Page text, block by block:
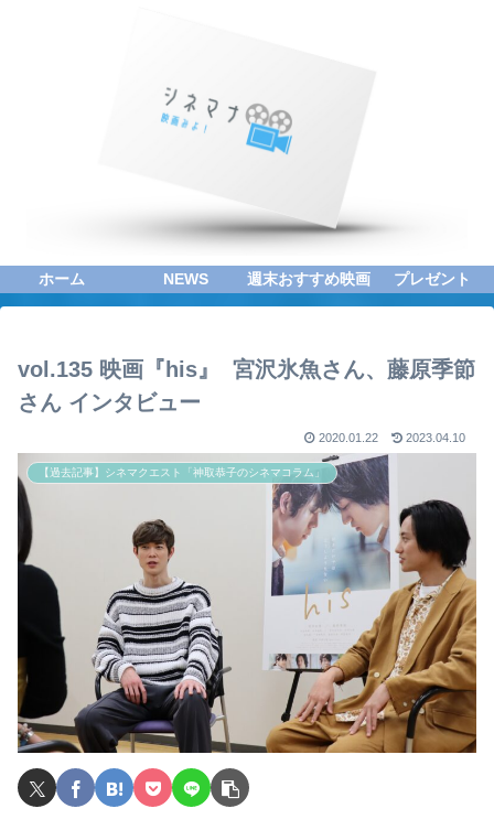
ホーム NEWS 週末おすすめ映画 プレゼント
vol.135 映画『his』 宮沢氷魚さん、藤原季節
さん インタビュー
2020.01.22 2023.04.10
【過去記事】シネマクエスト「神取恭子のシネマコラム」